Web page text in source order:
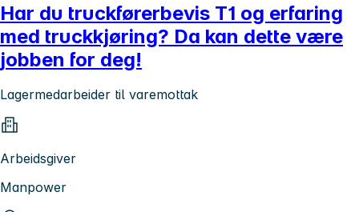
Har du truckførerbevis T1 og erfaring
med truckkjøring? Da kan dette være
jobben for deg!
Lagermedarbeider til varemottak
Arbeidsgiver
Manpower